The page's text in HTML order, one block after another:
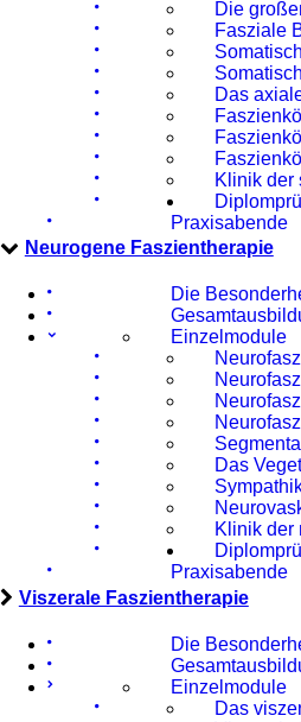
Die
Fasziale
Das
Klinik der
Praxisabende
Neurogene Faszientherapie
Die
Einzelmodule
Das
Klinik der
Praxisabende
Viszerale Faszientherapie
Die
Einzelmodule
Das